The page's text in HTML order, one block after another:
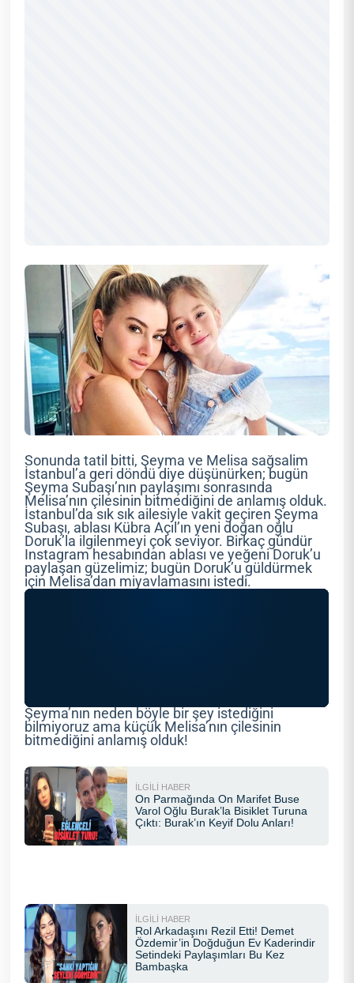
Sonunda tatil bitti, Şeyma ve Melisa sağsalim
İstanbul’a geri döndü diye düşünürken; bugün
Şeyma Subaşı’nın paylaşımı sonrasında
Melisa’nın çilesinin bitmediğini de anlamış olduk.
İstanbul’da sık sık ailesiyle vakit geçiren Şeyma
Subaşı, ablası Kübra Açıl’ın yeni doğan oğlu
Doruk’la ilgilenmeyi çok seviyor. Birkaç gündür
Instagram hesabından ablası ve yeğeni Doruk’u
paylaşan güzelimiz; bugün Doruk’u güldürmek
için Melisa’dan miyavlamasını istedi.
Şeyma’nın neden böyle bir şey istediğini
bilmiyoruz ama küçük Melisa’nın çilesinin
bitmediğini anlamış olduk!